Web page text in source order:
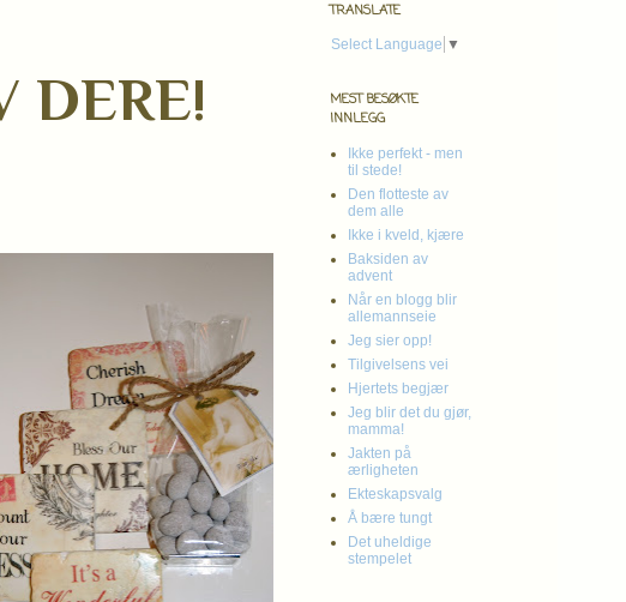
DERE!
TRANSLATE
Select Language ▼
MEST BESØKTE
INNLEGG
Ikke perfekt - men
til stede!
Den flotteste av
dem alle
Ikke i kveld, kjære
Baksiden av
advent
Når en blogg blir
allemannseie
Jeg sier opp!
Tilgivelsens vei
Hjertets begjær
Jeg blir det du gjør,
mamma!
Jakten på
ærligheten
Ekteskapsvalg
Å bære tungt
Det uheldige
stempelet